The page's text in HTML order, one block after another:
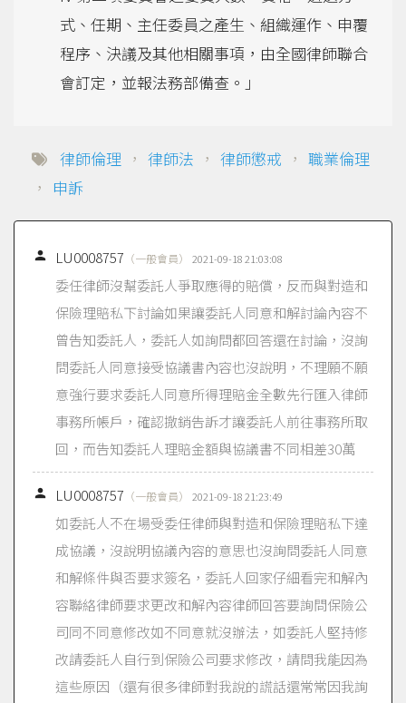
式、任期、主任委員之產生、組織運作、申覆
程序、決議及其他相關事項，由全國律師聯合
會訂定，並報法務部備查。」
律師倫理 ， 律師法 ， 律師懲戒 ， 職業倫理
， 申訴
 LU0008757 （一般會員） 2021-09-18 21:03:08
委任律師沒幫委託人爭取應得的賠償，反而與對造和
保險理賠私下討論如果讓委託人同意和解討論內容不
曾告知委託人，委託人如詢問都回答還在討論，沒詢
問委託人同意接受協議書內容也沒說明，不理願不願
意強行要求委託人同意所得理賠金全數先行匯入律師
事務所帳戶，確認撤銷告訴才讓委託人前往事務所取
回，而告知委託人理賠金額與協議書不同相差30萬
 LU0008757 （一般會員） 2021-09-18 21:23:49
如委託人不在場受委任律師與對造和保險理賠私下達
成協議，沒說明協議內容的意思也沒詢問委託人同意
和解條件與否要求簽名，委託人回家仔細看完和解內
容聯絡律師要求更改和解內容律師回答要詢問保險公
司同不同意修改如不同意就沒辦法，如委託人堅持修
改請委託人自行到保險公司要求修改，請問我能因為
這些原因（還有很多律師對我說的謊話還常常因我詢